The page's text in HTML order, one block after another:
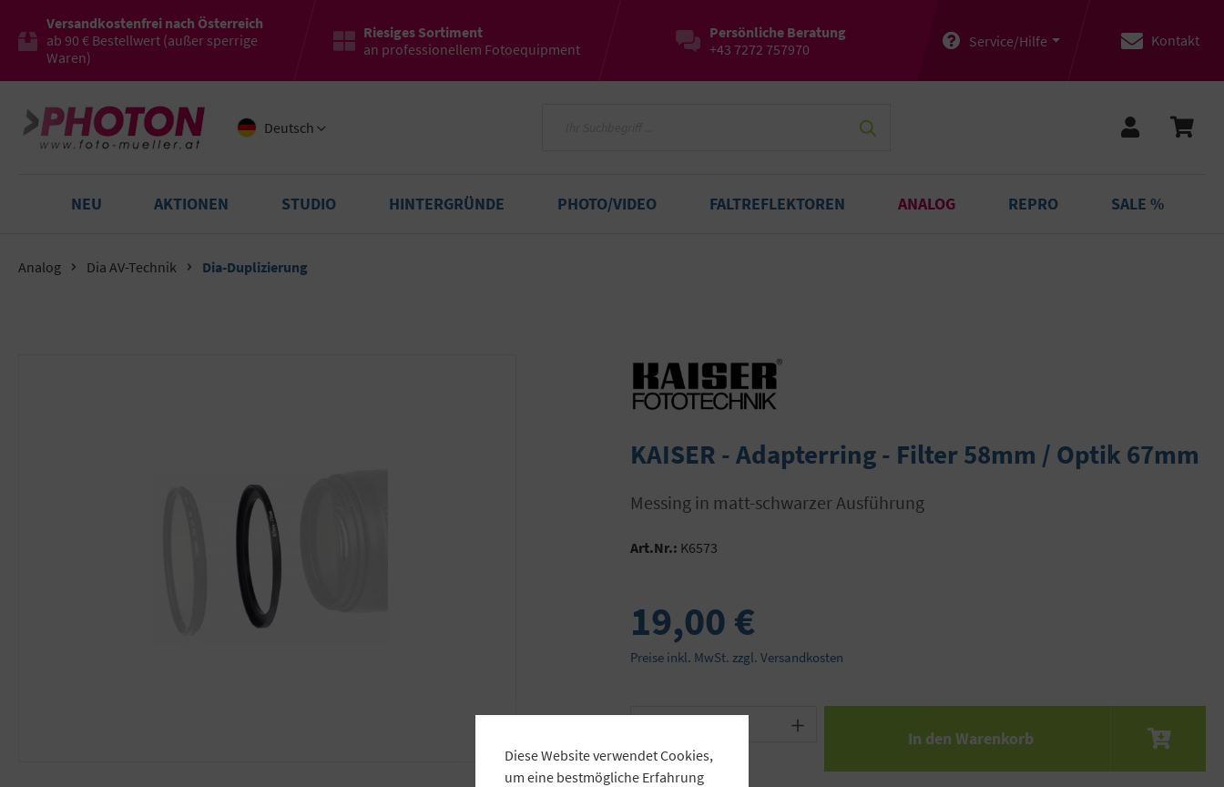
Versandkostenfrei nach Österreich
ab 90 € Bestellwert (außer sperrige
Waren)
Riesiges Sortiment
an professionellem Fotoequipment
Persönliche Beratung
+43 7272 757970
Service/Hilfe Kontakt
Deutsch
NEU AKTIONEN STUDIO HINTERGRÜNDE PHOTO/VIDEO FALTREFLEKTOREN ANALOG REPRO SALE %
Analog Dia AV-Technik Dia-Duplizierung
KAISER - Adapterring - Filter 58mm / Optik 67mm
Messing in matt-schwarzer Ausführung
Art.Nr.: K6573
19,00 €
Preise inkl. MwSt. zzgl. Versandkosten
Produkt Anzahl: Gib den gewünschten Wert ein oder benutze
In den Warenkorb
Diese Website verwendet Cookies,
um eine bestmögliche Erfahrung